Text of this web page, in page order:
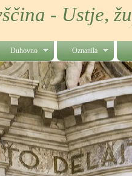
- Ustje,
Duhovno Oznanila